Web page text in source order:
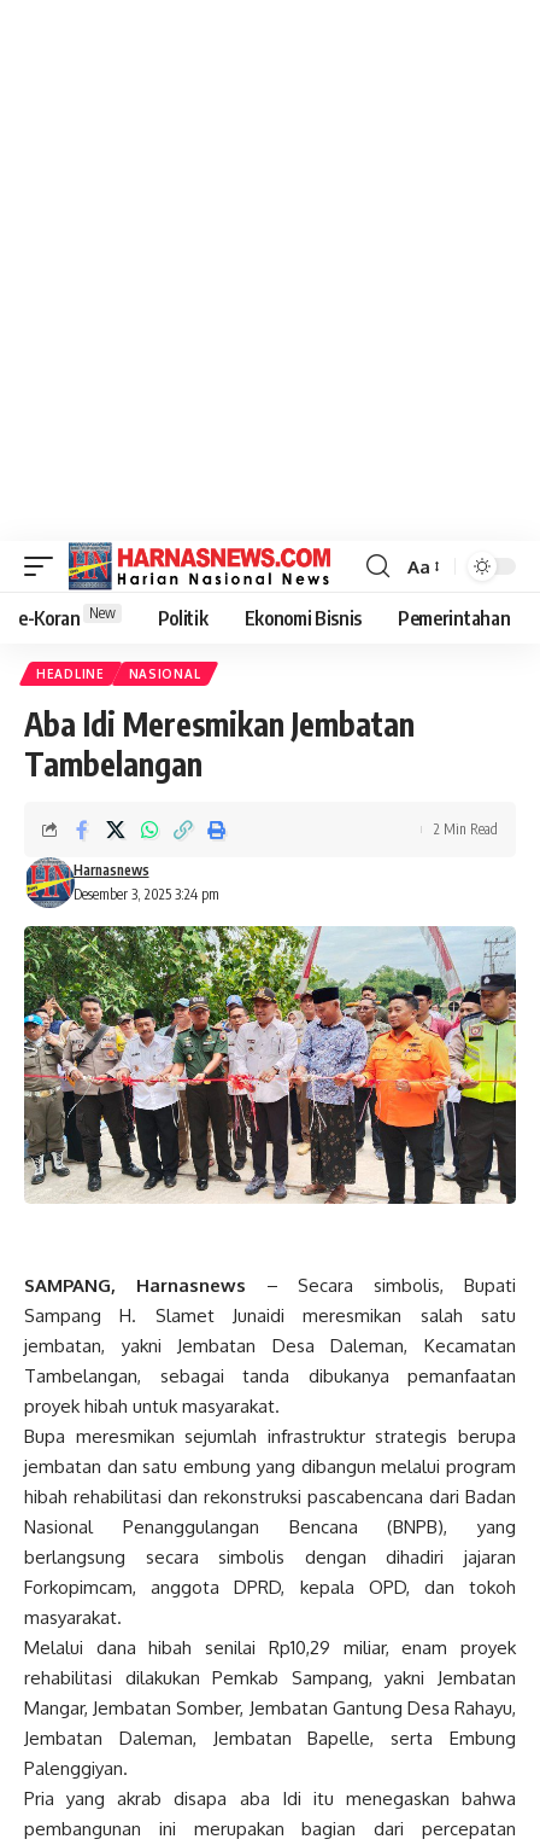
Aa
e-Koran New Politik Ekonomi Bisnis Pemerintahan
HEADLINE NASIONAL
Aba Idi Meresmikan Jembatan
Tambelangan
Desember 3, 2025 3:24 pm
Harnasnews
2 Min Read
SAMPANG, Harnasnews – Secara simbolis, Bupati
Sampang H. Slamet Junaidi meresmikan salah satu
jembatan, yakni Jembatan Desa Daleman, Kecamatan
Tambelangan, sebagai tanda dibukanya pemanfaatan
proyek hibah untuk masyarakat.
Bupa meresmikan sejumlah infrastruktur strategis berupa
jembatan dan satu embung yang dibangun melalui program
hibah rehabilitasi dan rekonstruksi pascabencana dari Badan
Nasional Penanggulangan Bencana (BNPB), yang
berlangsung secara simbolis dengan dihadiri jajaran
Forkopimcam, anggota DPRD, kepala OPD, dan tokoh
masyarakat.
Melalui dana hibah senilai Rp10,29 miliar, enam proyek
rehabilitasi dilakukan Pemkab Sampang, yakni Jembatan
Mangar, Jembatan Somber, Jembatan Gantung Desa Rahayu,
Jembatan Daleman, Jembatan Bapelle, serta Embung
Palenggiyan.
Pria yang akrab disapa aba Idi itu menegaskan bahwa
pembangunan ini merupakan bagian dari percepatan